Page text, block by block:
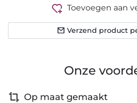
Toevoegen aan
Verzend product
Onze
Op maat gemaakt